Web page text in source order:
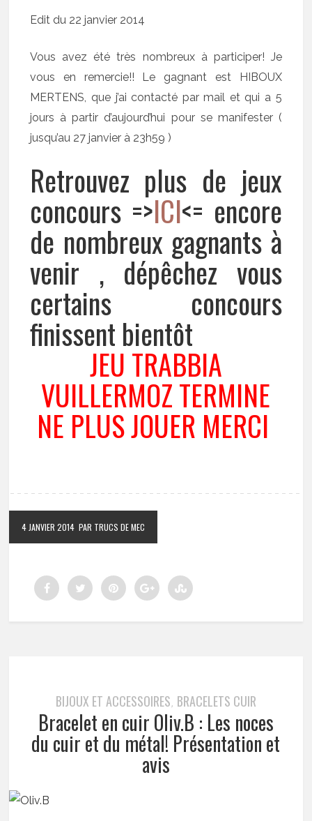
Edit du 22 janvier 2014
Vous avez été très nombreux à participer! Je
vous en remercie!! Le gagnant est HIBOUX
MERTENS, que j’ai contacté par mail et qui a 5
jours à partir d’aujourd’hui pour se manifester (
jusqu’au 27 janvier à 23h59 )
Retrouvez plus de jeux
concours =>ICI<= encore
de nombreux gagnants à
venir , dépêchez vous
certains concours
finissent bientôt
JEU TRABBIA
VUILLERMOZ TERMINE
NE PLUS JOUER MERCI
4 JANVIER 2014 PAR TRUCS DE MEC
BIJOUX ET ACCESSOIRES, BRACELETS CUIR
Bracelet en cuir Oliv.B : Les noces
du cuir et du métal! Présentation et
avis